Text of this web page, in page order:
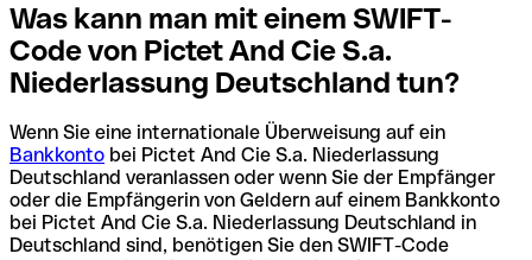
Was kann man mit einem SWIFT-
Code von Pictet And Cie S.a.
Niederlassung Deutschland tun?
Wenn Sie eine internationale Überweisung auf ein
Bankkonto bei Pictet And Cie S.a. Niederlassung
Deutschland veranlassen oder wenn Sie der Empfänger
oder die Empfängerin von Geldern auf einem Bankkonto
bei Pictet And Cie S.a. Niederlassung Deutschland in
Deutschland sind, benötigen Sie den SWIFT-Code